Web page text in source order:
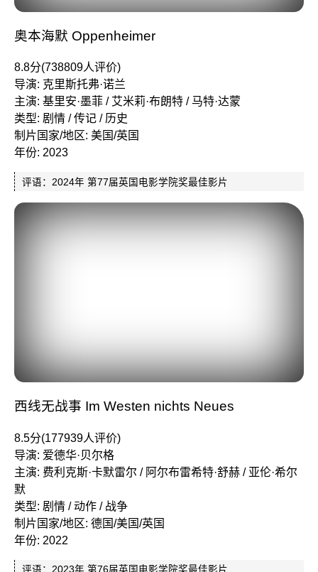
奥本海默 Oppenheimer
8.8分(738809人评价)
导演: 克里斯托弗·诺兰
主演: 基里安·墨菲 / 艾米莉·布朗特 / 马特·达蒙
类型: 剧情 / 传记 / 历史
制片国家/地区: 美国/英国
年份: 2023
评语：2024年 第77届英国电影学院奖最佳影片
西线无战事 Im Westen nichts Neues
8.5分(177939人评价)
导演: 爱德华·贝尔格
主演: 费利克斯·卡默雷尔 / 阿尔布雷希特·舒赫 / 亚伦·希尔
默
类型: 剧情 / 动作 / 战争
制片国家/地区: 德国/美国/英国
年份: 2022
评语：2023年 第76届英国电影学院奖最佳影片